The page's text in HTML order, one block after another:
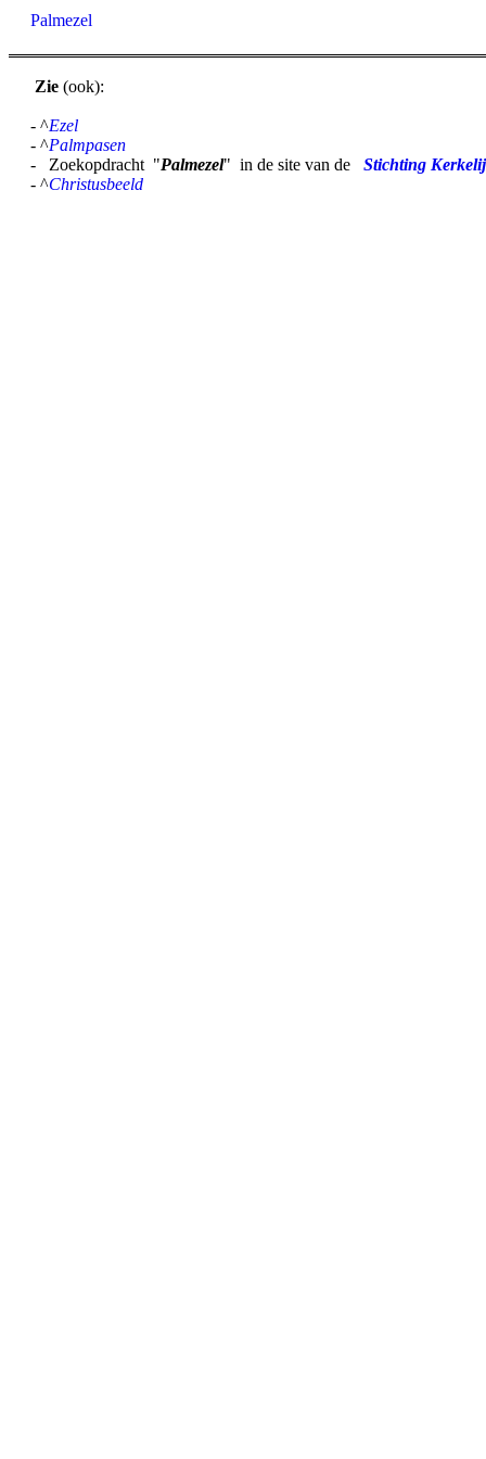
Palmezel
Zie (ook):
- ^Ezel
- ^Palmpasen
- Zoekopdracht "Palmezel" in de site van de Stichting
- ^Christusbeeld